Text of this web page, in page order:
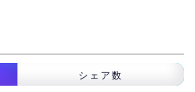
シェア数